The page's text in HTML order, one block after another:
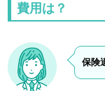
費用は？
保険